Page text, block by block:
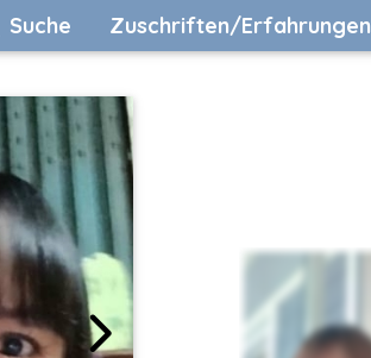
Suche Zuschriften/Erfahrungen